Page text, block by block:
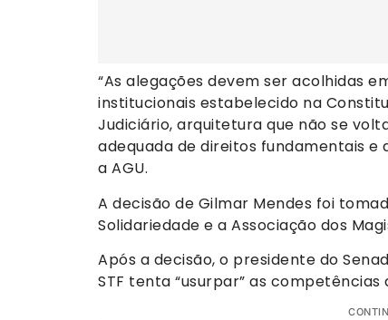
“As alegações devem ser acolhidas
institucionais estabelecido na
Judiciário, arquitetura que não se
adequada de direitos fundamentais
a AGU.
A decisão de Gilmar Mendes foi
Solidariedade e a Associação dos
Após a decisão, o presidente do
STF tenta “usurpar” as competências